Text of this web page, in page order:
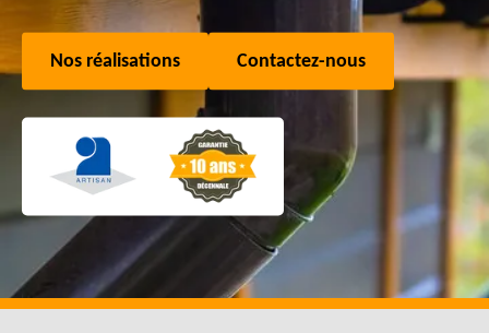
Nos réalisations Contactez-nous